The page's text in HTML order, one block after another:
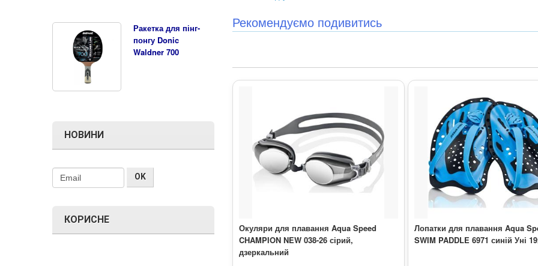
Ракетка для пінг-
понгу Donic
Waldner 700
НОВИНИ
КОРИСНЕ
Рекомендуємо подивитись
Окуляри для плавання Aqua Speed
CHAMPION NEW 038-26 сірий,
дзеркальний
Лопатки для плавання Aqua
SWIM PADDLE 6971 синій Уні